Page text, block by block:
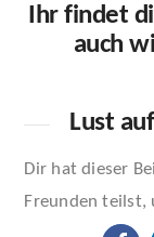
Ihr findet
auch
Lust
Dir hat dieser
Freunden